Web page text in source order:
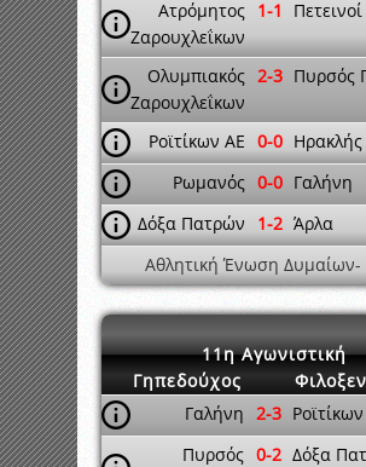
Ατρόμητος
Ζαρουχλεΐκων
1-1 Πετεινοί
Ολυμπιακός
Ζαρουχλεΐκων
2-3 Πυρσός
Ροϊτίκων ΑΕ 0-0
Ρωμανός 0-0 Γαλήνη
Δόξα Πατρών
1-2 Άρλα
Αθλητική Ένωση Δυμαίων-
11η Αγωνιστική
Γηπεδούχος
Γαλήνη 2-3
Πυρσός 0-2 Δόξα